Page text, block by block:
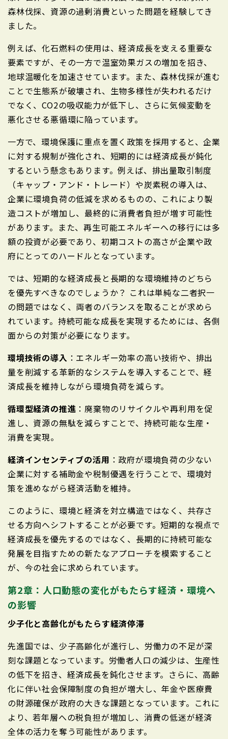
森林伐採、資源の過剰消費といった問題を経験してき
ました。
例えば、化石燃料の使用は、経済成長を支える重要な
要素ですが、その一方で温室効果ガスの増加を招き、
地球温暖化を加速させています。また、森林伐採が進む
ことで生態系が破壊され、生物多様性が失われるだけ
でなく、CO2の吸収能力が低下し、さらに気候変動を
悪化させる悪循環に陥っています。
一方で、環境保護に重点を置く政策を採用すると、企業
に対する規制が強化され、短期的には経済成長が鈍化
するという懸念もあります。例えば、排出量取引制度
（キャップ・アンド・トレード）や炭素税の導入は、
企業に環境負荷の低減を求めるものの、これにより製
造コストが増加し、最終的に消費者負担が増す可能性
があります。また、再生可能エネルギーへの移行には多
額の投資が必要であり、初期コストの高さが企業や政
府にとってのハードルとなっています。
では、短期的な経済成長と長期的な環境維持のどちら
を優先すべきなのでしょうか？ これは単純な二者択一
の問題ではなく、両者のバランスを取ることが求めら
れています。持続可能な成長を実現するためには、各側
面からの対策が必要になります。
環境技術の導入 ：エネルギー効率の高い技術や、排出
量を削減する革新的なシステムを導入することで、経
済成長を維持しながら環境負荷を減らす。
循環型経済の推進 ：廃棄物のリサイクルや再利用を促
進し、資源の無駄を減らすことで、持続可能な生産・
消費を実現。
経済インセンティブの活用 ：政府が環境負荷の少ない
企業に対する補助金や税制優遇を行うことで、環境対
策を進めながら経済活動を維持。
このように、環境と経済を対立構造ではなく、共存さ
せる方向へシフトすることが必要です。短期的な視点で
経済成長を優先するのではなく、長期的に持続可能な
発展を目指すための新たなアプローチを模索すること
が、今の社会に求められています。
第2章：人口動態の変化がもたらす経済・環境へ
の影響
少子化と高齢化がもたらす経済停滞
先進国では、少子高齢化が進行し、労働力の不足が深
刻な課題となっています。労働者人口の減少は、生産性
の低下を招き、経済成長を鈍化させます。さらに、高齢
化に伴い社会保障制度の負担が増大し、年金や医療費
の財源確保が政府の大きな課題となっています。これに
より、若年層への税負担が増加し、消費の低迷が経済
全体の活力を奪う可能性があります。